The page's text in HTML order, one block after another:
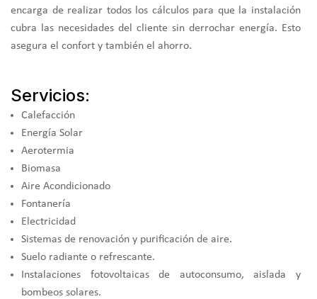
encarga de realizar todos los cálculos para que la instalación
cubra las necesidades del cliente sin derrochar energía. Esto
asegura el confort y también el ahorro.
Servicios:
Calefacción
Energía Solar
Aerotermia
Biomasa
Aire Acondicionado
Fontanería
Electricidad
Sistemas de renovación y purificación de aire.
Suelo radiante o refrescante.
Instalaciones fotovoltaicas de autoconsumo, aislada y
bombeos solares.